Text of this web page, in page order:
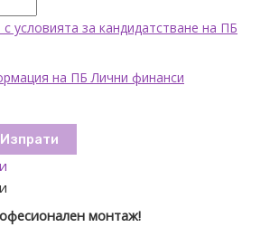
с условията за кандидатстване на ПБ
на ПБ Лични финанси
Изпрати
монтаж!